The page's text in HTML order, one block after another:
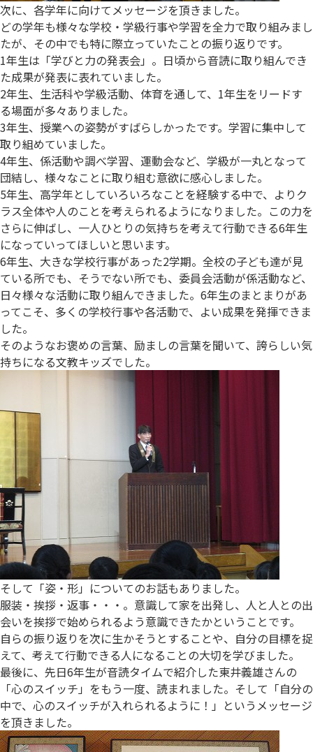
次に、各学年に向けてメッセージを頂きました。
どの学年も様々な学校・学級行事や学習を全力で取り組みまし
たが、その中でも特に際立っていたことの振り返りです。
1年生は「学びと力の発表会」。日頃から音読に取り組んでき
た成果が発表に表れていました。
2年生、生活科や学級活動、体育を通して、1年生をリードす
る場面が多々ありました。
3年生、授業への姿勢がすばらしかったです。学習に集中して
取り組めていました。
4年生、係活動や調べ学習、運動会など、学級が一丸となって
団結し、様々なことに取り組む意欲に感心しました。
5年生、高学年としていろいろなことを経験する中で、よりク
ラス全体や人のことを考えられるようになりました。この力を
さらに伸ばし、一人ひとりの気持ちを考えて行動できる6年生
になっていってほしいと思います。
6年生、大きな学校行事があった2学期。全校の子ども達が見
ている所でも、そうでない所でも、委員会活動が係活動など、
日々様々な活動に取り組んできました。6年生のまとまりがあ
ってこそ、多くの学校行事や各活動で、よい成果を発揮できま
した。
そのようなお褒めの言葉、励ましの言葉を聞いて、誇らしい気
持ちになる文教キッズでした。
そして「姿・形」についてのお話もありました。
服装・挨拶・返事・・・。意識して家を出発し、人と人との出
会いを挨拶で始められるよう意識できたかということです。
自らの振り返りを次に生かそうとすることや、自分の目標を捉
えて、考えて行動できる人になることの大切を学びました。
最後に、先日6年生が音読タイムで紹介した東井義雄さんの
「心のスイッチ」をもう一度、読まれました。そして「自分の
中で、心のスイッチが入れられるように！」というメッセージ
を頂きました。